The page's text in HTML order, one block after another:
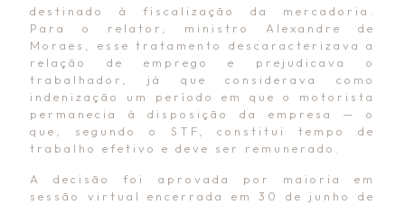
destinado à fiscalização da mercadoria.
Para o relator, ministro Alexandre de
Moraes, esse tratamento descaracterizava a
relação de emprego e prejudicava o
trabalhador, já que considerava como
indenização um período em que o motorista
permanecia à disposição da empresa — o
que, segundo o STF, constitui tempo de
trabalho efetivo e deve ser remunerado.
A decisão foi aprovada por maioria em
sessão virtual encerrada em 30 de junho de